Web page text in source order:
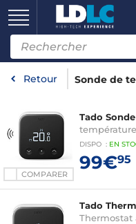
Retour Sonde de
COMPARER
Tado
DISPO : EN
99€95
Tado
Thermostat